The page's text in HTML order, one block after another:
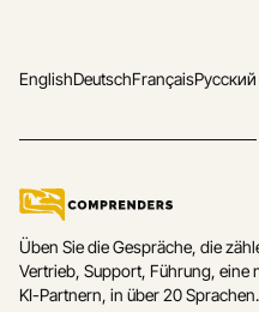
EnglishDeutschFrançaisРусский
Üben Sie die Gespräche, die
Vertrieb, Support, Führung,
KI-Partnern, in über 20 Sprachen.